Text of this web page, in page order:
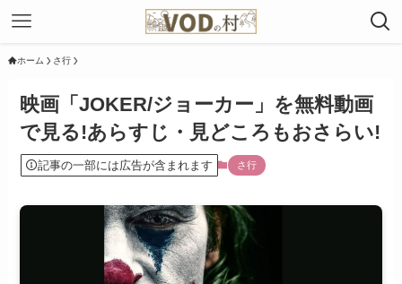
ホーム さ行
映画「JOKER/ジョーカー」を無料動画
で見る!あらすじ・見どころもおさらい!
記事の一部には広告が含まれます さ行